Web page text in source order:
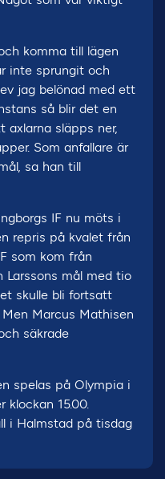
komma till lägen
inte sprungit och
jag belönad med ett
så blir det en
axlarna släpps ner,
Som anfallare är
sa han till
IF nu möts i
repris på kvalet från
som kom från
Larssons mål med tio
skulle bli fortsatt
Marcus Mathisen
säkrade
spelas på Olympia i
klockan 15.00.
i Halmstad på tisdag